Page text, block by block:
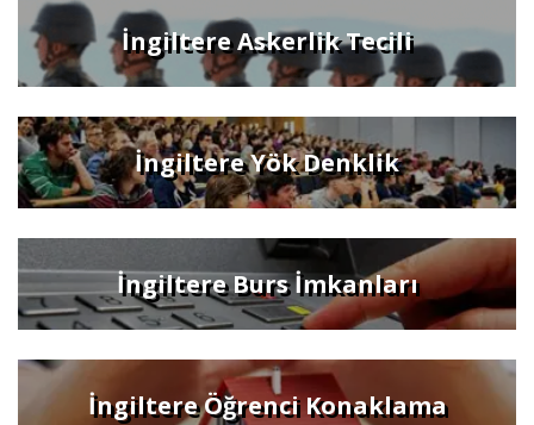
İngiltere Askerlik Tecili
İngiltere Yök Denklik
İngiltere Burs İmkanları
İngiltere Öğrenci Konaklama